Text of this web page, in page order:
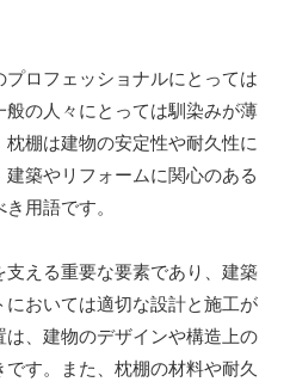
ロフェッショナルにとっては
の人々にとっては馴染みが薄
棚は建物の安定性や耐久性に
築やリフォームに関心のある
用語です。
える重要な要素であり、建築
おいては適切な設計と施工が
、建物のデザインや構造上の
す。また、枕棚の材料や耐久